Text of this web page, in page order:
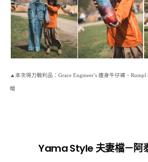
▲本次得力戰利品：Grace Engineer’s 連身牛仔褲、
帽
Yama Style夫妻檔－阿